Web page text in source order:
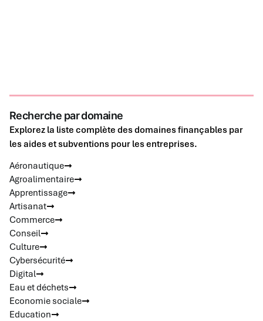
Recherche par domaine
Explorez la liste complète des domaines finançables par
les aides et subventions pour les entreprises.
Aéronautique
Agroalimentaire
Apprentissage
Artisanat
Commerce
Conseil
Culture
Cybersécurité
Digital
Eau et déchets
Economie sociale
Education